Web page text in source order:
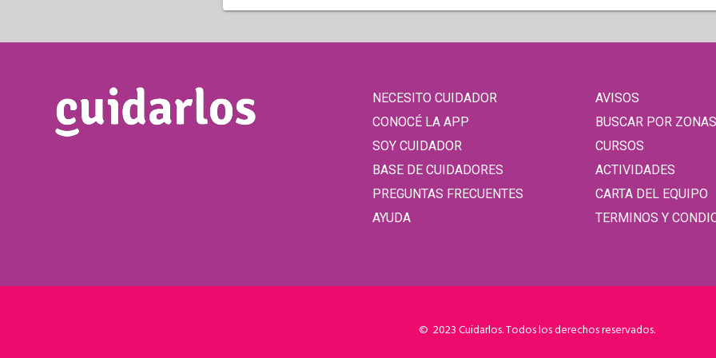
NECESITO CUIDADOR
CONOCÉ LA APP
SOY CUIDADOR
BASE DE CUIDADORES
PREGUNTAS FRECUENTES
AYUDA
AVISOS
BUSCAR POR ZONAS
CURSOS
ACTIVIDADES
CARTA DEL EQUIPO
TERMINOS Y
© 2023 Cuidarlos. Todos los derechos reservados.